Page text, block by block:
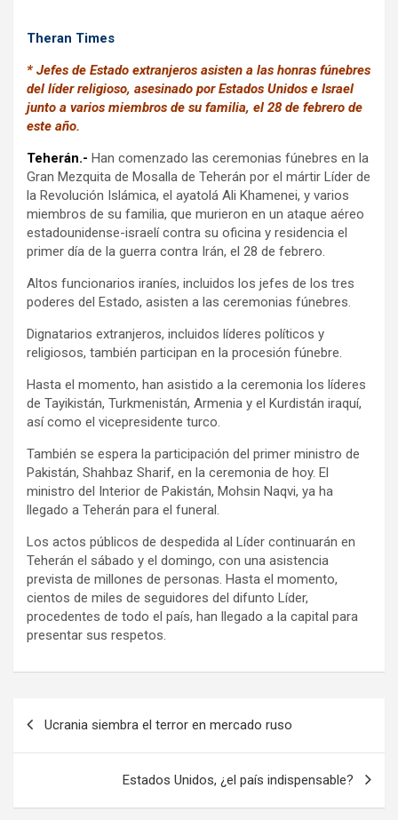
Theran Times
* Jefes de Estado extranjeros asisten a las honras fúnebres
del líder religioso, asesinado por Estados Unidos e Israel
junto a varios miembros de su familia, el 28 de febrero de
este año.
Teherán.- Han comenzado las ceremonias fúnebres en la
Gran Mezquita de Mosalla de Teherán por el mártir Líder de
la Revolución Islámica, el ayatolá Ali Khamenei, y varios
miembros de su familia, que murieron en un ataque aéreo
estadounidense-israelí contra su oficina y residencia el
primer día de la guerra contra Irán, el 28 de febrero.
Altos funcionarios iraníes, incluidos los jefes de los tres
poderes del Estado, asisten a las ceremonias fúnebres.
Dignatarios extranjeros, incluidos líderes políticos y
religiosos, también participan en la procesión fúnebre.
Hasta el momento, han asistido a la ceremonia los líderes
de Tayikistán, Turkmenistán, Armenia y el Kurdistán iraquí,
así como el vicepresidente turco.
También se espera la participación del primer ministro de
Pakistán, Shahbaz Sharif, en la ceremonia de hoy. El
ministro del Interior de Pakistán, Mohsin Naqvi, ya ha
llegado a Teherán para el funeral.
Los actos públicos de despedida al Líder continuarán en
Teherán el sábado y el domingo, con una asistencia
prevista de millones de personas. Hasta el momento,
cientos de miles de seguidores del difunto Líder,
procedentes de todo el país, han llegado a la capital para
presentar sus respetos.
Ucrania siembra el terror en mercado ruso
Estados Unidos, ¿el país indispensable?